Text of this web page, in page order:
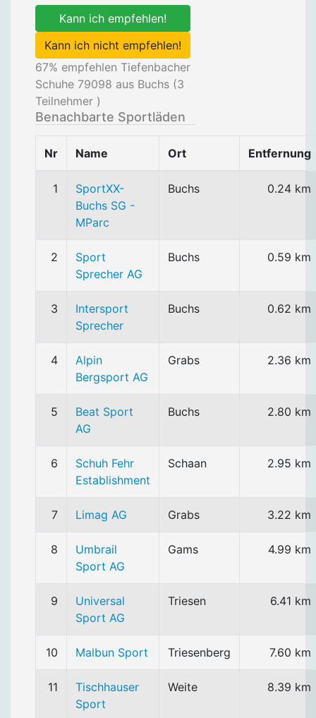
Kann ich empfehlen!
Kann ich nicht empfehlen!
67% empfehlen Tiefenbacher
Schuhe 79098 aus Buchs (3
Teilnehmer )
Benachbarte Sportläden
Nr Name Ort Entfernung
1
SportXX-
Buchs SG -
MParc
Buchs 0.24 km
2
Sport
Sprecher AG
Buchs 0.59 km
3
Intersport
Sprecher
Buchs 0.62 km
4
Alpin
Bergsport AG
Grabs 2.36 km
5
Beat Sport
AG
Buchs 2.80 km
6
Schuh Fehr
Establishment
Schaan 2.95 km
7 Limag AG Grabs 3.22 km
8
Umbrail
Sport AG
Gams 4.99 km
9
Universal
Sport AG
Triesen 6.41 km
10 Malbun Sport Triesenberg 7.60 km
11
Tischhauser
Sport
Weite 8.39 km